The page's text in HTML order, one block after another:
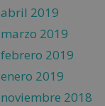
abril 2019
marzo 2019
febrero 2019
enero 2019
noviembre 2018